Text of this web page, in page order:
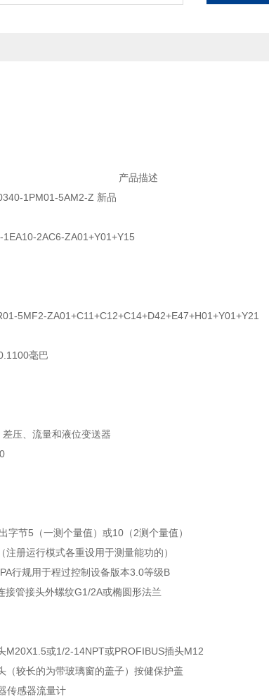
产品描述
1PM01-5AM2-Z 新品
2AC6-ZA01+Y01+Y15
5MF2-ZA01+C11+C12+C14+D42+E47+H01+Y01+Y21
毫巴
、差压、流量和液位变送器
字节5（一测个量值）或10（2测个量值）
或2（注册运行模式各重设用于测量能功的）
行规用于程过控制设备版本3.0等级B
接管接头外螺纹G1/2A或椭圆形法兰
M20X1.5或1/2-14NPT或PROFIBUS插头M12
（较长的为带玻璃窗的盖子）按健保护盖
传感器流量计